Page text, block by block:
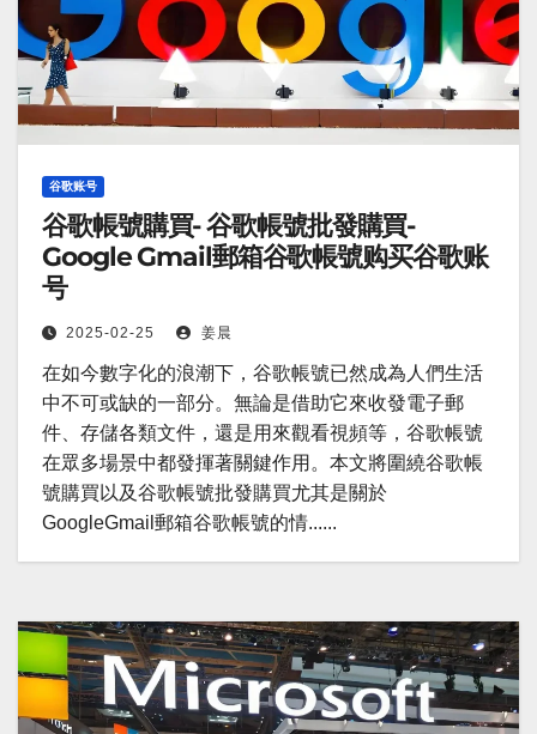
谷歌账号
谷歌帳號購買- 谷歌帳號批發購買-
Google Gmail郵箱谷歌帳號购买谷歌账
号
2025-02-25 姜晨
在如今數字化的浪潮下，谷歌帳號已然成為人們生活
中不可或缺的一部分。無論是借助它來收發電子郵
件、存儲各類文件，還是用來觀看視頻等，谷歌帳號
在眾多場景中都發揮著關鍵作用。本文將圍繞谷歌帳
號購買以及谷歌帳號批發購買尤其是關於
GoogleGmail郵箱谷歌帳號的情......